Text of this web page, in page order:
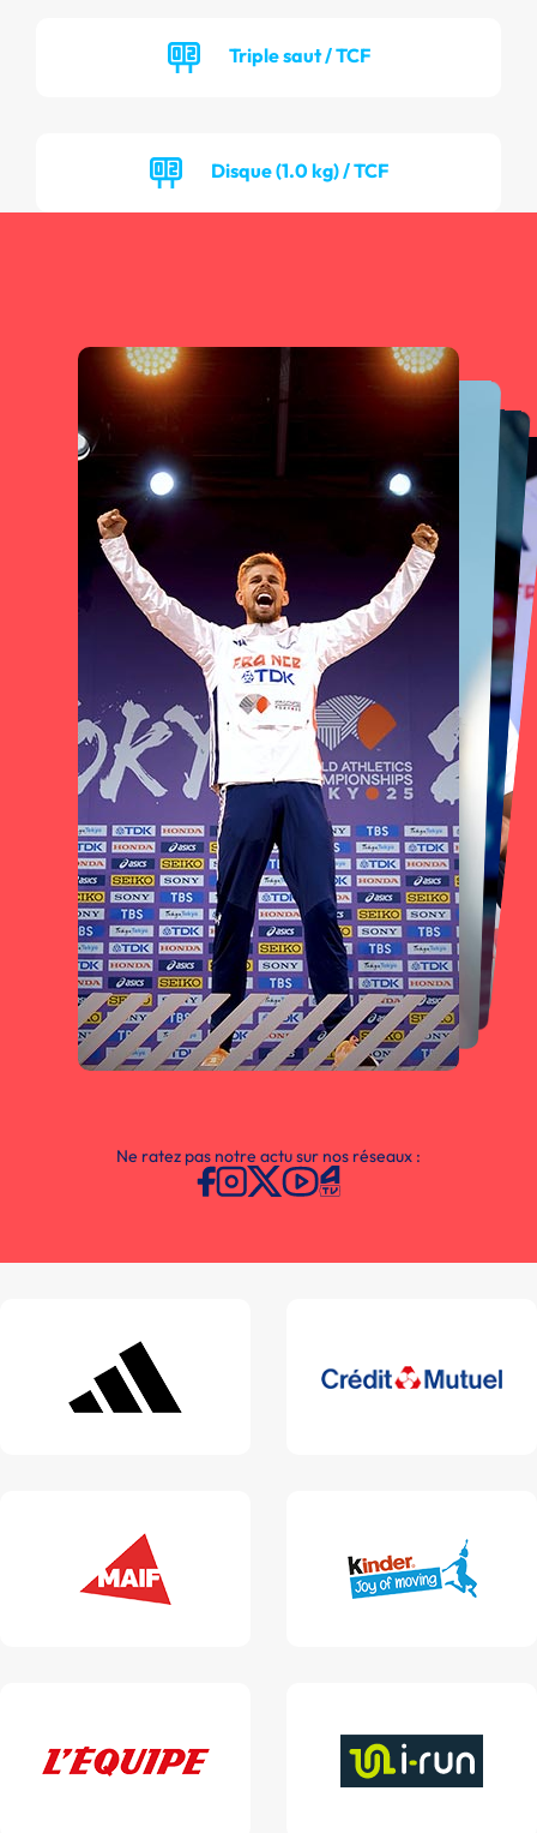
Triple saut / TCF
Disque (1.0 kg) / TCF
Ne ratez pas notre actu sur nos réseaux :